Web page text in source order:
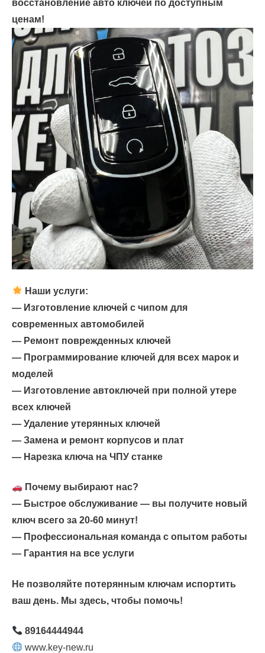
восстановление авто ключей по доступным
ценам!
Наши услуги:
— Изготовление ключей с чипом для
современных автомобилей
— Ремонт поврежденных ключей
— Программирование ключей для всех марок и
моделей
— ⁠Изготовление автоключей при полной утере
всех ключей
— ⁠Удаление утерянных ключей
— ⁠Замена и ремонт корпусов и плат
— ⁠Нарезка ключа на ЧПУ станке
Почему выбирают нас?
— Быстрое обслуживание — вы получите новый
ключ всего за 20-60 минут!
— Профессиональная команда с опытом работы
— Гарантия на все услуги
Не позволяйте потерянным ключам испортить
ваш день. Мы здесь, чтобы помочь!
89164444944
www.key-new.ru